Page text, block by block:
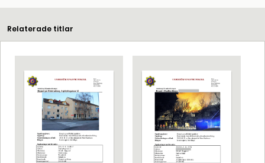
Relaterade titlar